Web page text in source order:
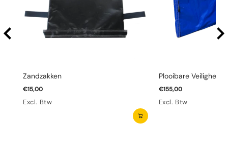
Zandzakken
€15,00
Excl. Btw
Plooibare
€155,00
Excl. Btw